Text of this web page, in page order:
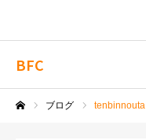
BFC
ブログ tenbinnouta